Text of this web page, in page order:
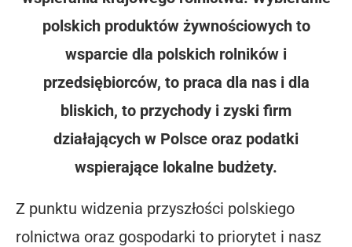
polskich produktów żywnościowych to
wsparcie dla polskich rolników i
przedsiębiorców, to praca dla nas i dla
bliskich, to przychody i zyski firm
działających w Polsce oraz podatki
wspierające lokalne budżety.
Z punktu widzenia przyszłości polskiego
rolnictwa oraz gospodarki to priorytet i nasz